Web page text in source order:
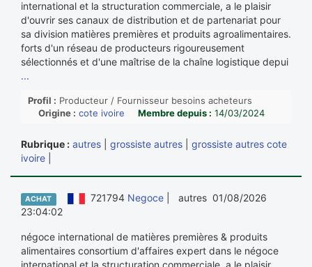
international et la structuration commerciale, a le plaisir
d'ouvrir ses canaux de distribution et de partenariat pour
sa division matières premières et produits agroalimentaires.
forts d'un réseau de producteurs rigoureusement
sélectionnés et d'une maîtrise de la chaîne logistique depui
...
Profil : Producteur / Fournisseur besoins acheteurs
Origine : cote ivoire Membre depuis : 14/03/2024
Rubrique : autres grossiste autres
grossiste autres cote
ivoire
ACHAT 721794 Negoce| autres 01/08/2026
23:04:02
négoce international de matières premières & produits
alimentaires consortium d'affaires expert dans le négoce
international et la structuration commerciale, a le plaisir